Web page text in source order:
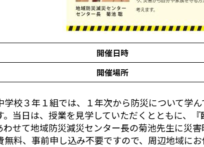
開催日時
開催場所
学校３年１組では、１年次から防災について学
。当日は、授業を見学していただくとともに、
わせて地域防災減災センター長の菊池先生に災
無料、事前申し込み不要ですので、周辺地域に